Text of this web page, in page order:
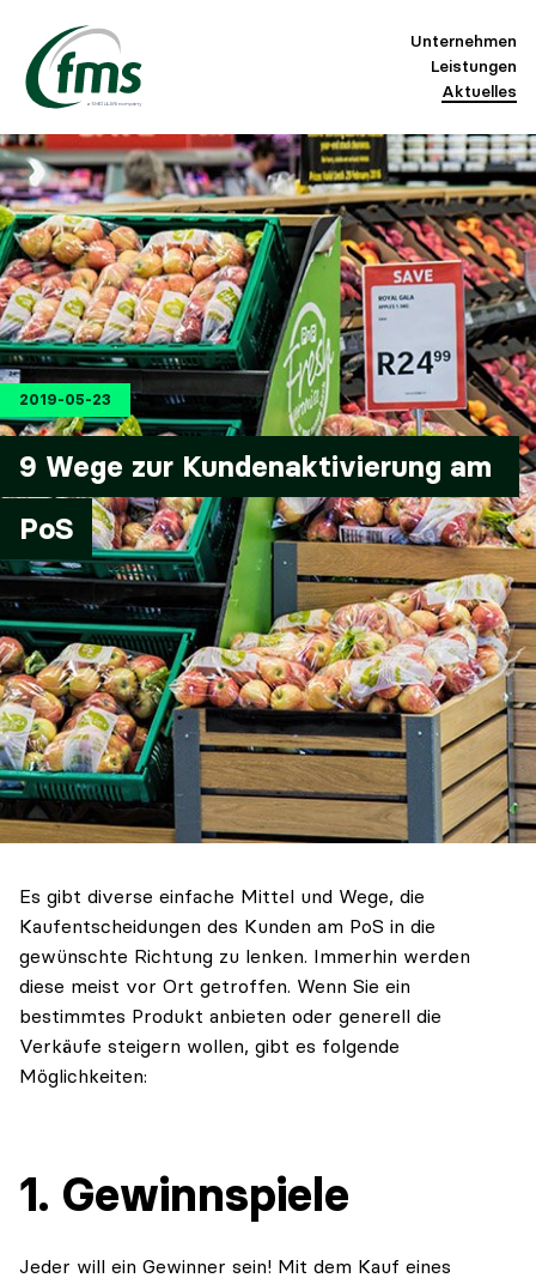
Unternehmen
Leistungen
Aktuelles
2019-05-23
9 Wege zur Kundenaktivierung am
PoS
Es gibt diverse einfache Mittel und Wege, die
Kaufentscheidungen des Kunden am PoS in die
gewünschte Richtung zu lenken. Immerhin werden
diese meist vor Ort getroffen. Wenn Sie ein
bestimmtes Produkt anbieten oder generell die
Verkäufe steigern wollen, gibt es folgende
Möglichkeiten:
1. Gewinnspiele
Jeder will ein Gewinner sein! Mit dem Kauf eines